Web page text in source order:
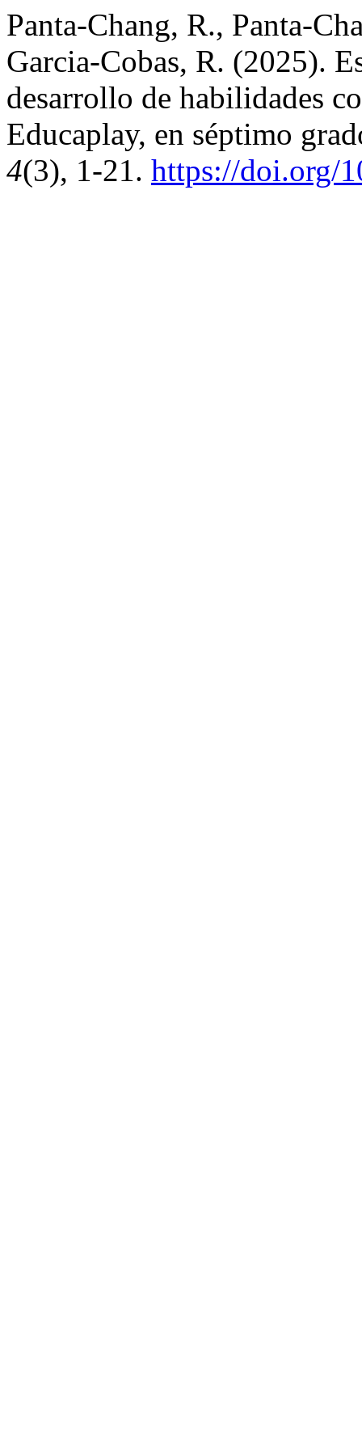
Panta-Chang, R., Panta-
Garcia-Cobas, R. (2025).
desarrollo de habilidades
Educaplay, en séptimo
4(3), 1-21. https://doi.org/